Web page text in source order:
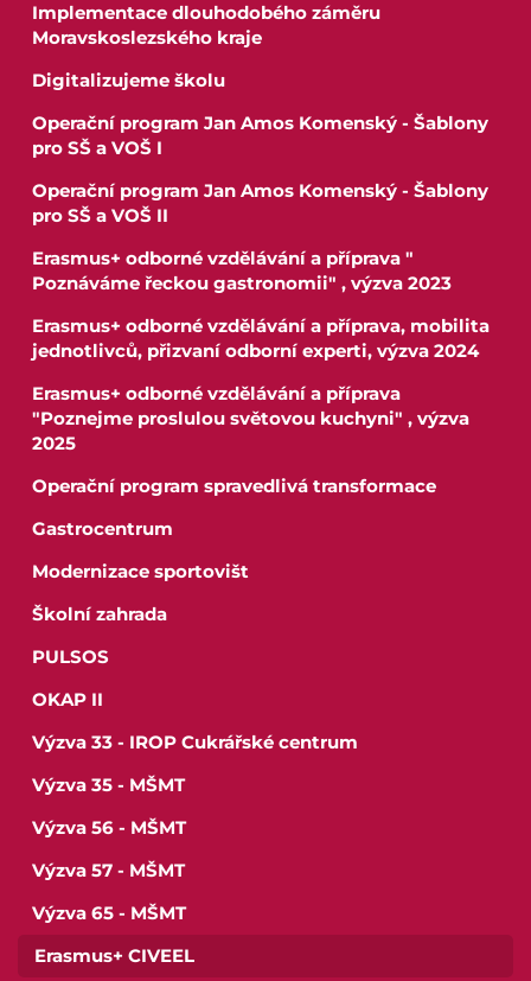
Implementace dlouhodobého záměru
Moravskoslezského kraje
Digitalizujeme školu
Operační program Jan Amos Komenský - Šablony
pro SŠ a VOŠ I
Operační program Jan Amos Komenský - Šablony
pro SŠ a VOŠ II
Erasmus+ odborné vzdělávání a příprava "
Poznáváme řeckou gastronomii" , výzva 2023
Erasmus+ odborné vzdělávání a příprava, mobilita
jednotlivců, přizvaní odborní experti, výzva 2024
Erasmus+ odborné vzdělávání a příprava
"Poznejme proslulou světovou kuchyni" , výzva
2025
Operační program spravedlivá transformace
Gastrocentrum
Modernizace sportovišt
Školní zahrada
PULSOS
OKAP II
Výzva 33 - IROP Cukrářské centrum
Výzva 35 - MŠMT
Výzva 56 - MŠMT
Výzva 57 - MŠMT
Výzva 65 - MŠMT
Erasmus+ CIVEEL